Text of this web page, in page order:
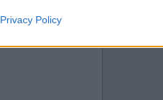
Privacy Policy